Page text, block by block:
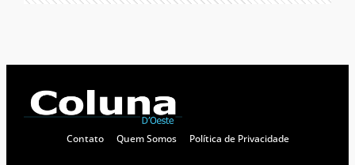
Contato Quem Somos Política de Privacidade